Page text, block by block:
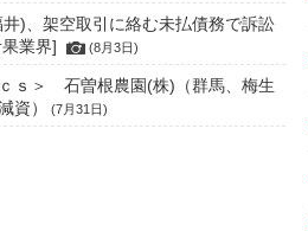
)、架空取引に絡む未払債務で訴訟
業界]
(8月3日)
ｓ＞ 石曽根農園(株)（群馬、梅生
資）
(7月31日)